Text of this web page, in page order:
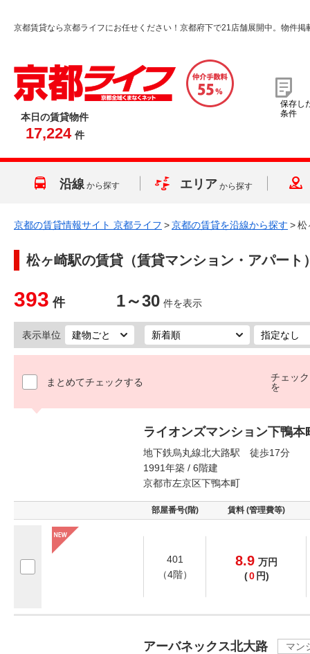
京都賃貸なら京都ライフにお任せください！京都府下で21店舗展開中。物件掲
本日の賃貸物件
17,224 件
保存し
条件
沿線 から探す エリア から探す
京都の賃貸情報サイト 京都ライフ >京都の賃貸を沿線から探す >松
松ヶ崎駅の賃貸（賃貸マンション・アパート
393 件 1～30 件を表示
表示単位
まとめてチェックする
チェッ
を
ライオンズマンション下鴨本
地下鉄烏丸線北大路駅 徒歩17分
1991年築 / 6階建
京都市左京区下鴨本町
部屋番号(階) 賃料 (管理費等)
401
（4階）
8.9 万円
(0 円)
アーバネックス北大路
マン